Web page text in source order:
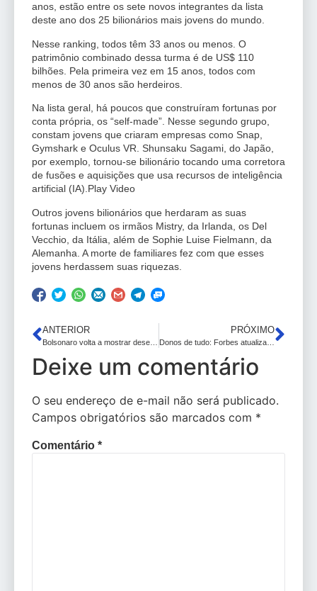
anos, estão entre os sete novos integrantes da lista
deste ano dos 25 bilionários mais jovens do mundo.
Nesse ranking, todos têm 33 anos ou menos. O
patrimônio combinado dessa turma é de US$ 110
bilhões. Pela primeira vez em 15 anos, todos com
menos de 30 anos são herdeiros.
Na lista geral, há poucos que construíram fortunas por
conta própria, os “self-made”. Nesse segundo grupo,
constam jovens que criaram empresas como Snap,
Gymshark e Oculus VR. Shunsaku Sagami, do Japão,
por exemplo, tornou-se bilionário tocando uma corretora
de fusões e aquisições que usa recursos de inteligência
artificial (IA).Play Video
Outros jovens bilionários que herdaram as suas
fortunas incluem os irmãos Mistry, da Irlanda, os Del
Vecchio, da Itália, além de Sophie Luise Fielmann, da
Alemanha. A morte de familiares fez com que esses
jovens herdassem suas riquezas.
ANTERIOR PRÓXIMO
Donos de tudo: Forbes atualiza lista das 10 seres mais ricos do mundo; veja nomes e ramos
Deixe um comentário
O seu endereço de e-mail não será publicado.
Campos obrigatórios são marcados com *
Comentário *